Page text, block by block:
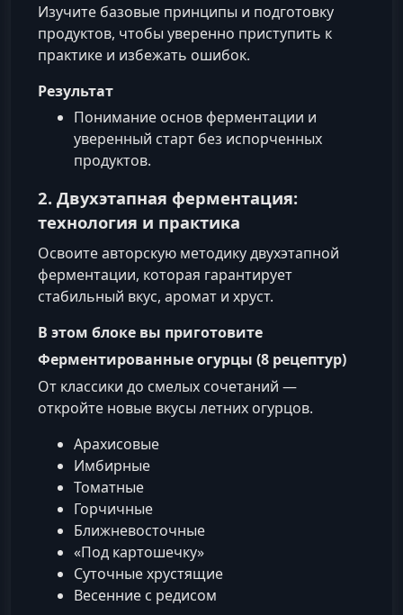
Изучите базовые принципы и подготовку
продуктов, чтобы уверенно приступить к
практике и избежать ошибок.
Результат
Понимание основ ферментации и
уверенный старт без испорченных
продуктов.
2. Двухэтапная ферментация:
технология и практика
Освоите авторскую методику двухэтапной
ферментации, которая гарантирует
стабильный вкус, аромат и хруст.
В этом блоке вы приготовите
Ферментированные огурцы (8 рецептур)
От классики до смелых сочетаний —
откройте новые вкусы летних огурцов.
Арахисовые
Имбирные
Томатные
Горчичные
Ближневосточные
«Под картошечку»
Суточные хрустящие
Весенние с редисом